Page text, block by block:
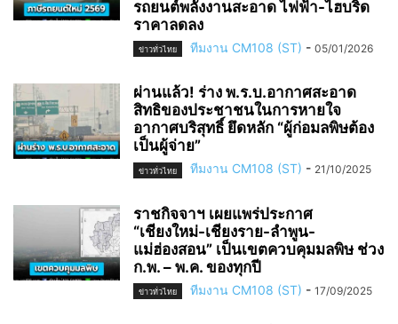
รถยนต์พลังงานสะอาด ไฟฟ้า-ไฮบริด
ราคาลดลง
ข่าวทั่วไทย ทีมงาน CM108 (ST) - 05/01/2026
ผ่านแล้ว! ร่าง พ.ร.บ.อากาศสะอาด
สิทธิของประชาชนในการหายใจ
อากาศบริสุทธิ์ ยึดหลัก “ผู้ก่อมลพิษต้อง
เป็นผู้จ่าย”
ข่าวทั่วไทย ทีมงาน CM108 (ST) - 21/10/2025
ราชกิจจาฯ เผยแพร่ประกาศ
“เชียงใหม่-เชียงราย-ลำพูน-
แม่ฮ่องสอน” เป็นเขตควบคุมมลพิษ ช่วง
ก.พ. – พ.ค. ของทุกปี
ข่าวทั่วไทย ทีมงาน CM108 (ST) - 17/09/2025